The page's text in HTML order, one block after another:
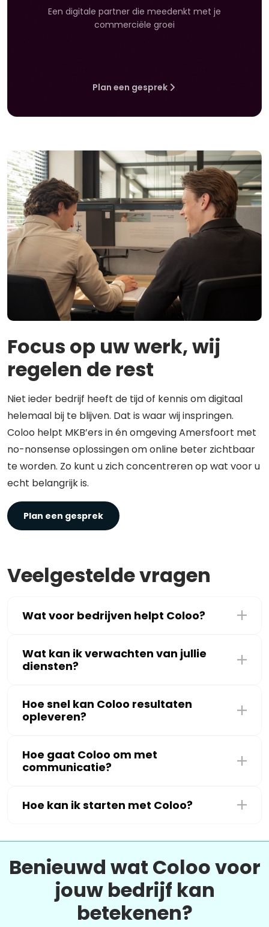
Een digitale partner die meedenkt met je
commerciële groei
Plan een gesprek
Focus op uw werk, wij
regelen de rest
Niet ieder bedrijf heeft de tijd of kennis om digitaal
helemaal bij te blijven. Dat is waar wij inspringen.
Coloo helpt MKB’ers in én omgeving Amersfoort met
no-nonsense oplossingen om online beter zichtbaar
te worden. Zo kunt u zich concentreren op wat voor u
echt belangrijk is.
Plan een gesprek
Veelgestelde vragen
Wat voor bedrijven helpt Coloo?
Wat kan ik verwachten van jullie
diensten?
Hoe snel kan Coloo resultaten
opleveren?
Hoe gaat Coloo om met
communicatie?
Hoe kan ik starten met Coloo?
Benieuwd wat Coloo voor
jouw bedrijf kan
betekenen?